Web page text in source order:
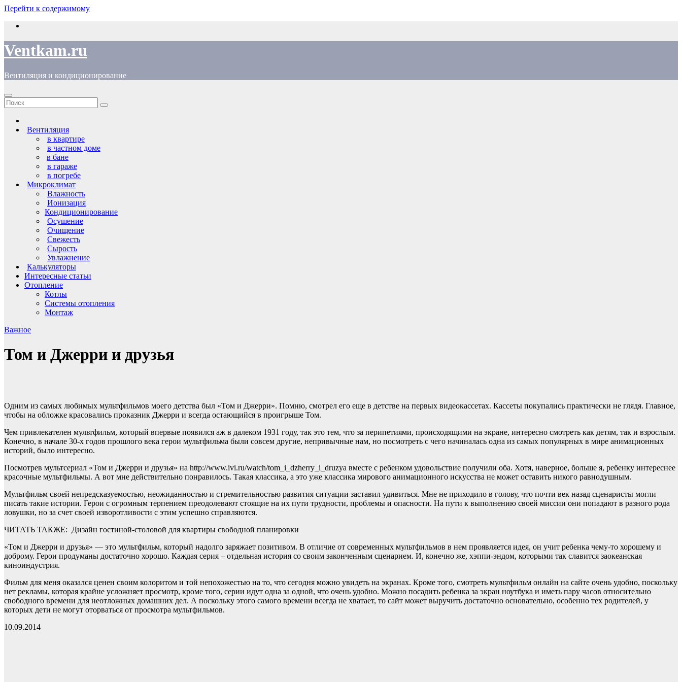
Перейти к содержимому
Ventkam.ru
Вентиляция и кондиционирование
Вентиляция
в квартире
в частном доме
в бане
в гараже
в погребе
Микроклимат
Влажность
Ионизация
Кондиционирование
Осушение
Очищение
Свежесть
Сырость
Увлажнение
Калькуляторы
Интересные статьи
Отопление
Котлы
Системы отопления
Монтаж
Важное
Том и Джерри и друзья
Одним из самых любимых мультфильмов моего детства был «Том и Джерри». Помню, смотрел его еще в детстве на первых видеокассетах. Кассеты покупались практически не глядя. Главное,
чтобы на обложке красовались проказник Джерри и всегда остающийся в проигрыше Том.
Чем привлекателен мультфильм, который впервые появился аж в далеком 1931 году, так это тем, что за перипетиями, происходящими на экране, интересно смотреть как детям, так и взрослым.
Конечно, в начале 30-х годов прошлого века герои мультфильма были совсем другие, непривычные нам, но посмотреть с чего начиналась одна из самых популярных в мире анимационных
историй, было интересно.
Посмотрев мультсериал «Том и Джерри и друзья» на http://www.ivi.ru/watch/tom_i_dzherry_i_druzya вместе с ребенком удовольствие получили оба. Хотя, наверное, больше я, ребенку интереснее
красочные мультфильмы. А вот мне действительно понравилось. Такая классика, а это уже классика мирового анимационного искусства не может оставить никого равнодушным.
Мультфильм своей непредсказуемостью, неожиданностью и стремительностью развития ситуации заставил удивиться. Мне не приходило в голову, что почти век назад сценаристы могли
писать такие истории. Герои с огромным терпением преодолевают стоящие на их пути трудности, проблемы и опасности. На пути к выполнению своей миссии они попадают в разного рода
ловушки, но за счет своей изворотливости с этим успешно справляются.
ЧИТАТЬ ТАКЖЕ: Дизайн гостиной-столовой для квартиры свободной планировки
«Том и Джерри и друзья» — это мультфильм, который надолго заряжает позитивом. В отличие от современных мультфильмов в нем проявляется идея, он учит ребенка чему-то хорошему и
доброму. Герои продуманы достаточно хорошо. Каждая серия – отдельная история со своим законченным сценарием. И, конечно же, хэппи-эндом, которыми так славится заокеанская
киноиндустрия.
Фильм для меня оказался ценен своим колоритом и той непохожестью на то, что сегодня можно увидеть на экранах. Кроме того, смотреть мультфильм онлайн на сайте очень удобно, поскольку
нет рекламы, которая крайне усложняет просмотр, кроме того, серии идут одна за одной, что очень удобно. Можно посадить ребенка за экран ноутбука и иметь пару часов относительно
свободного времени для неотложных домашних дел. А поскольку этого самого времени всегда не хватает, то сайт может выручить достаточно основательно, особенно тех родителей, у
которых дети не могут оторваться от просмотра мультфильмов.
10.09.2014